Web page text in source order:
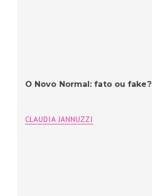
O Novo Normal: fato ou fake?
CLAUDIA JANNUZZI